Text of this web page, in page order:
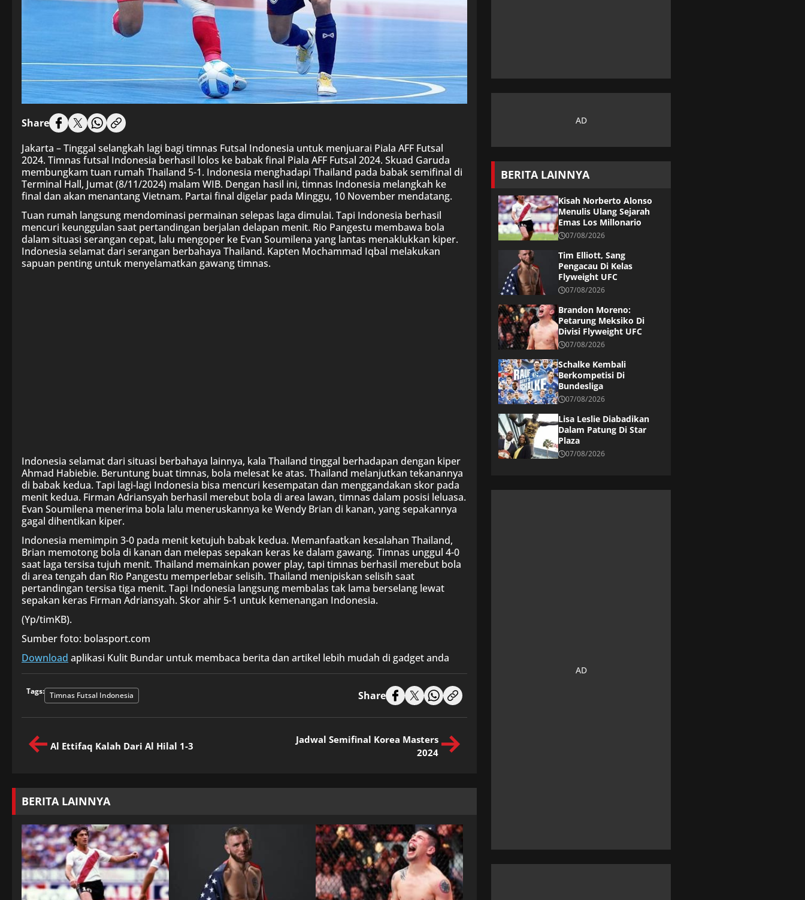
Share
Jakarta – Tinggal selangkah lagi bagi timnas Futsal Indonesia untuk menjuarai Piala AFF Futsal
2024. Timnas futsal Indonesia berhasil lolos ke babak final Piala AFF Futsal 2024. Skuad Garuda
membungkam tuan rumah Thailand 5-1. Indonesia menghadapi Thailand pada babak semifinal di
Terminal Hall, Jumat (8/11/2024) malam WIB. Dengan hasil ini, timnas Indonesia melangkah ke
final dan akan menantang Vietnam. Partai final digelar pada Minggu, 10 November mendatang.
Tuan rumah langsung mendominasi permainan selepas laga dimulai. Tapi Indonesia berhasil
mencuri keunggulan saat pertandingan berjalan delapan menit. Rio Pangestu membawa bola
dalam situasi serangan cepat, lalu mengoper ke Evan Soumilena yang lantas menaklukkan kiper.
Indonesia selamat dari serangan berbahaya Thailand. Kapten Mochammad Iqbal melakukan
sapuan penting untuk menyelamatkan gawang timnas.
Indonesia selamat dari situasi berbahaya lainnya, kala Thailand tinggal berhadapan dengan kiper
Ahmad Habiebie. Beruntung buat timnas, bola melesat ke atas. Thailand melanjutkan tekanannya
di babak kedua. Tapi lagi-lagi Indonesia bisa mencuri kesempatan dan menggandakan skor pada
menit kedua. Firman Adriansyah berhasil merebut bola di area lawan, timnas dalam posisi leluasa.
Evan Soumilena menerima bola lalu meneruskannya ke Wendy Brian di kanan, yang sepakannya
gagal dihentikan kiper.
Indonesia memimpin 3-0 pada menit ketujuh babak kedua. Memanfaatkan kesalahan Thailand,
Brian memotong bola di kanan dan melepas sepakan keras ke dalam gawang. Timnas unggul 4-0
saat laga tersisa tujuh menit. Thailand memainkan power play, tapi timnas berhasil merebut bola
di area tengah dan Rio Pangestu memperlebar selisih. Thailand menipiskan selisih saat
pertandingan tersisa tiga menit. Tapi Indonesia langsung membalas tak lama berselang lewat
sepakan keras Firman Adriansyah. Skor ahir 5-1 untuk kemenangan Indonesia.
(Yp/timKB).
Sumber foto: bolasport.com
Download aplikasi Kulit Bundar untuk membaca berita dan artikel lebih mudah di gadget anda
Tags: Timnas Futsal Indonesia Share
Al Ettifaq Kalah Dari Al Hilal 1-3
Jadwal Semifinal Korea Masters
2024
BERITA LAINNYA
BERITA LAINNYA
Kisah Norberto Alonso
Menulis Ulang Sejarah
Emas Los Millonario
07/08/2026
Tim Elliott, Sang
Pengacau Di Kelas
Flyweight UFC
07/08/2026
Brandon Moreno:
Petarung Meksiko Di
Divisi Flyweight UFC
07/08/2026
Schalke Kembali
Berkompetisi Di
Bundesliga
07/08/2026
Lisa Leslie Diabadikan
Dalam Patung Di Star
Plaza
07/08/2026